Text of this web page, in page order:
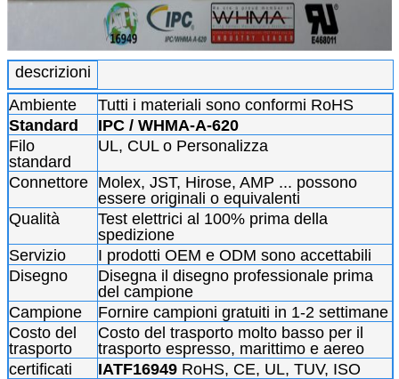
descrizioni
Ambiente
Tutti i materiali sono conformi RoHS
Standard
IPC / WHMA-A-620
Filo
standard
UL, CUL o Personalizza
Connettore Molex, JST, Hirose, AMP ... possono
essere originali o equivalenti
Qualità
Test elettrici al 100% prima della
spedizione
Servizio
I prodotti OEM e ODM sono accettabili
Disegno
Disegna il disegno professionale prima
del campione
Campione
Fornire campioni gratuiti in 1-2 settimane
Costo del
trasporto
Costo del trasporto molto basso per il
trasporto espresso, marittimo e aereo
certificati
IATF16949 RoHS, CE, UL, TUV, ISO